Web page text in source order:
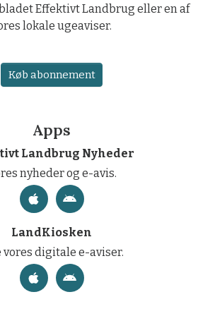
Effektivt Landbrug eller en af
lokale ugeaviser.
Køb abonnement
Apps
Landbrug Nyheder
nyheder og e-avis.
LandKiosken
vores digitale e-aviser.